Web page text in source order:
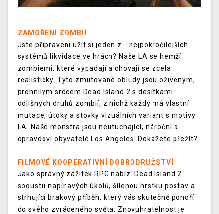
ZAMOŘENÍ ZOMBIÍ
Jste připraveni užít si jeden z nejpokročilejších
systémů likvidace ve hrách? Naše LA se hemží
zombiemi, které vypadají a chovají se zcela
realisticky. Tyto zmutované obludy jsou oživeným,
prohnilým srdcem Dead Island 2 s desítkami
odlišných druhů zombií, z nichž každý má vlastní
mutace, útoky a stovky vizuálních variant s motivy
LA. Naše monstra jsou neutuchající, nároční a
opravdoví obyvatelé Los Angeles. Dokážete přežít?
FILMOVÉ KOOPERATIVNÍ DOBRODRUŽSTVÍ
Jako správný zážitek RPG nabízí Dead Island 2
spoustu napínavých úkolů, šílenou hrstku postav a
strhující brakový příběh, který vás skutečně ponoří
do svého zvráceného světa. Znovuhratelnost je